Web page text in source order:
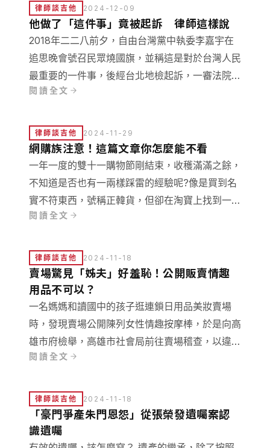
律師談吉他 2024-12-09
他做了「這件事」竟被起訴 律師這樣說
2018年二二八前夕，自由台灣黨中執委李嘉宇在
追思晚會號召民眾燒國旗，並稱這是對於台灣人民
最重要的一件事，後經台北地檢起訴，一審法院認
為無罪，但二審法院改判有罪。兩個審級法官想的
閱讀全文
律師談吉他 2024-11-29
網購族注意！這篇文章你怎麼能不看
一年一度的雙十一購物節剛結束，收穫滿滿之餘，
不知道是否也有一兩樣踩雷的經驗呢?像是買到名
實不符東西，號稱正韓貨，但卻在淘寶上找到一模
一樣的款式，或是聲稱是正版精品包，卻是仿冒
地，甚至是謊稱真品的行為，會觸犯刑法的詐欺罪
嗎？
閱讀全文
律師談吉他 2024-11-18
賣場驚見「姊夫」好羞恥！公開販賣情趣
用品不可以？
一名媽媽和讀國中的孩子逛連鎖日用品美妝賣場
時，發現賣場公開陳列女性情趣按摩棒，於是向高
雄市府檢舉，高雄市社會局前往賣場稽查，以違反
《兒少法》第43條第3項不得公然販售有害青少年
嗎？
閱讀全文
律師談吉他 2024-11-18
「豪門爭產朱門恩怨」從張榮發遺囑案認
識遺囑